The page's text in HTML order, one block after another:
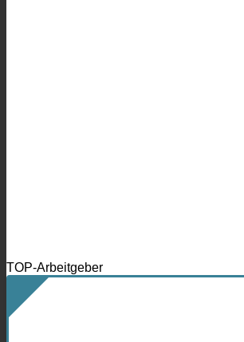
TOP-Arbeitgeber